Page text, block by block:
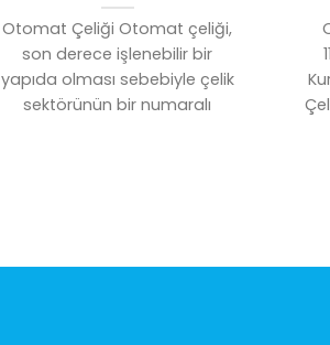
Otomat Çeliği Otomat çeliği,
son derece işlenebilir bir
yapıda olması sebebiyle çelik
sektörünün bir numaralı